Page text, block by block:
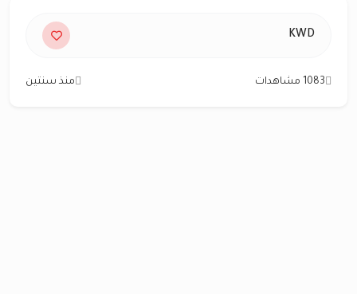
KWD
1083 مشاهدات منذ سنتين